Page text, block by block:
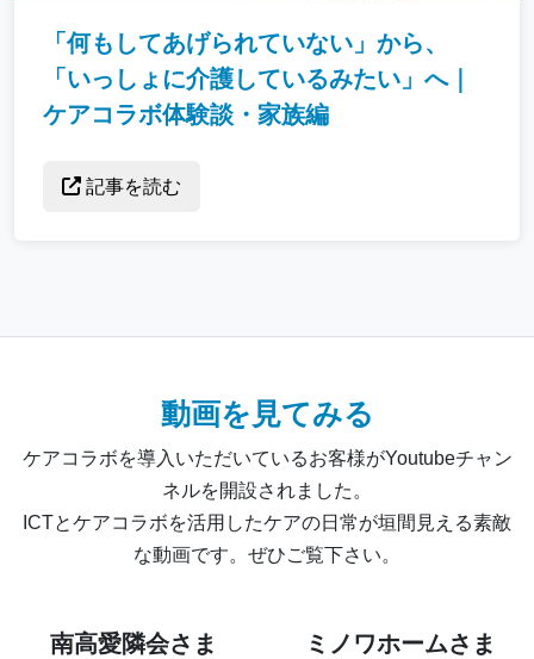
「何もしてあげられていない」から、
「いっしょに介護しているみたい」へ｜
ケアコラボ体験談・家族編
記事を読む
動画を見てみる
ケアコラボを導入いただいているお客様がYoutubeチャン
ネルを開設されました。
ICTとケアコラボを活用したケアの日常が垣間見える素敵
な動画です。ぜひご覧下さい。
南高愛隣会さま ミノワホームさま